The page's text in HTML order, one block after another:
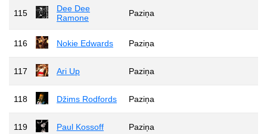
115
Dee Dee
Ramone
Paziņa
116 Nokie Edwards Paziņa
117 Ari Up Paziņa
118 Džims Rodfords Paziņa
119 Paul Kossoff Paziņa